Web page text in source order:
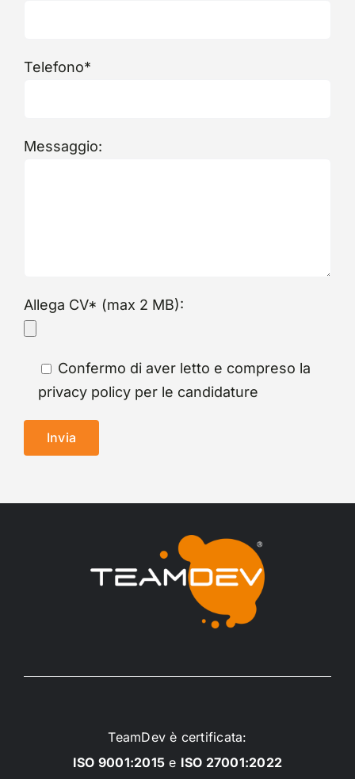
Telefono*
Messaggio:
Allega CV* (max 2 MB):
Confermo di aver letto e compreso la
privacy policyper le candidature
TeamDev è certificata:
ISO 9001:2015 e ISO 27001:2022